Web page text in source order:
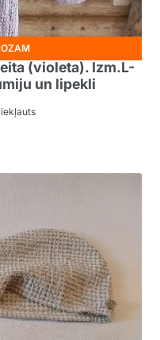
(violeta). Izm.L-
un lipekli
iekļauts